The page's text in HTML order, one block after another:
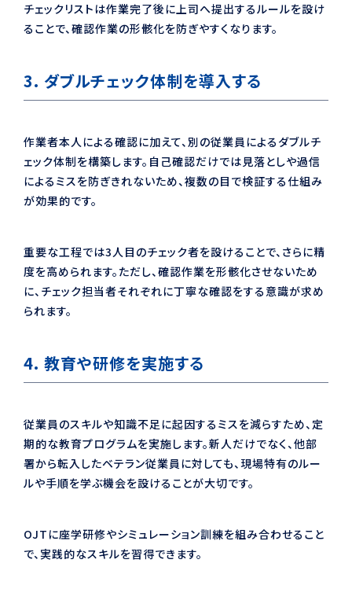
チェックリストは作業完了後に上司へ提出するルールを設け
ることで、確認作業の形骸化を防ぎやすくなります。
3. ダブルチェック体制を導入する
作業者本人による確認に加えて、別の従業員によるダブルチ
ェック体制を構築します。自己確認だけでは見落としや過信
によるミスを防ぎきれないため、複数の目で検証する仕組み
が効果的です。
重要な工程では3人目のチェック者を設けることで、さらに精
度を高められます。ただし、確認作業を形骸化させないため
に、チェック担当者それぞれに丁寧な確認をする意識が求め
られます。
4. 教育や研修を実施する
従業員のスキルや知識不足に起因するミスを減らすため、定
期的な教育プログラムを実施します。新人だけでなく、他部
署から転入したベテラン従業員に対しても、現場特有のルー
ルや手順を学ぶ機会を設けることが大切です。
OJTに座学研修やシミュレーション訓練を組み合わせること
で、実践的なスキルを習得できます。